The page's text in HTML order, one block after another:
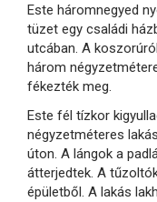
Este háromnegyed
tüzet egy családi
utcában. A
három
fékezték meg.
Este fél tízkor
négyzetméteres
úton. A lángok a
átterjedtek. A
épületből. A lakás